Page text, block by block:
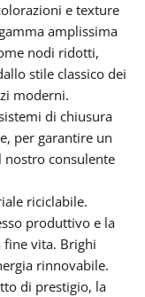
e texture
amplissima
nodi ridotti,
stile classico dei
moderni.
di chiusura
per garantire un
nostro consulente
riciclabile.
produttivo e la
vita. Brighi
rinnovabile.
di prestigio, la